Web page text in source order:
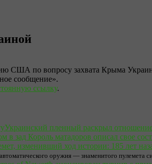
США по вопросу захвата Крыма
сообщение».
ссылку.
Украинский пленный раскрыл
в зад Король матадоров описал свое
изменивший ход истории: 185 лет
оружия — знаменитого пулемета